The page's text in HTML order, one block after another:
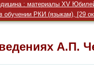
: материалы XV
РКИ (языкам), [29
А.П.